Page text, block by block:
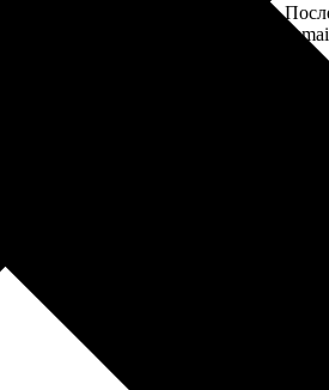
Оплатите заказ банковской картой.
оплаты получите подтверждение на
описанием заказа. Когда отправим заказ